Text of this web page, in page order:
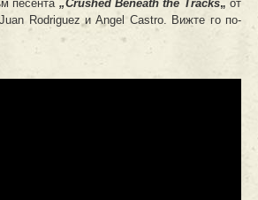
песента „Crushed Beneath the Tracks„ от
Rodriguez и Angel Castro. Вижте го по-